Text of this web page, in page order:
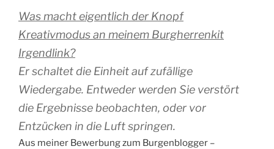
Was macht eigentlich der Knopf
Kreativmodus an meinem Burgherrenkit
Irgendlink?
Er schaltet die Einheit auf zufällige
Wiedergabe. Entweder werden Sie verstört
die Ergebnisse beobachten, oder vor
Entzücken in die Luft springen.
Aus meiner Bewerbung zum Burgenblogger –